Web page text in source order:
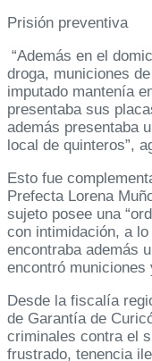
Prisión preventiva
“Además en el
droga, municiones
imputado mantenía
presentaba sus
además presentaba
local de quinteros”,
Esto fue
Prefecta Lorena
sujeto posee una
con intimidación, a
encontraba además
encontró municiones
Desde la fiscalía
de Garantía de
criminales contra el
frustrado, tenencia